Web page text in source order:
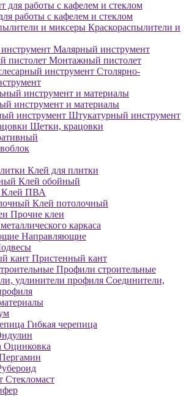
работы с кафелем и стеклом
Краскораспылители и
Малярный инструмент
Монтажный пистолет
Столярно-
инструмент и материалы
Штукатурный инструмент
Щетки, крацовки
Клей для плитки
Клей обойный
Клей ПВА
Клей потолочный
Прочие клеи
каркаса
Направляющие
Пристенный кант
Профили строительные
Соединители,
Гибкая черепица
Оцинковка
Стекломаст